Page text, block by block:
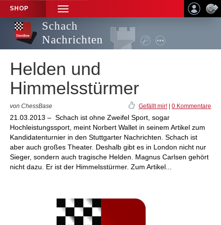
SHOP
TOGGLE
NAVIGATION
Schach
Nachrichten
Helden und
Himmelsstürmer
von ChessBase Gefällt mir! 0 Kommentare
21.03.2013 – Schach ist ohne Zweifel Sport, sogar
Hochleistungssport, meint Norbert Wallet in seinem Artikel zum
Kandidatenturnier in den Stuttgarter Nachrichten. Schach ist
aber auch großes Theater. Deshalb gibt es in London nicht nur
Sieger, sondern auch tragische Helden. Magnus Carlsen gehört
nicht dazu. Er ist der Himmelsstürmer. Zum Artikel...